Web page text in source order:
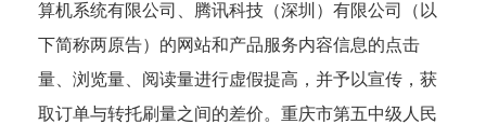
算机系统有限公司、腾讯科技（深圳）有限公司（以
下简称两原告）的网站和产品服务内容信息的点击
量、浏览量、阅读量进行虚假提高，并予以宣传，获
取订单与转托刷量之间的差价。重庆市第五中级人民